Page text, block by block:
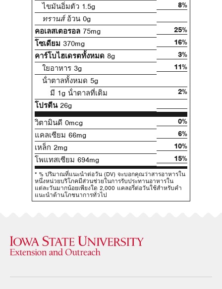
ไขมันอิ่มตัว 1.5g
8%
ทรานส์อ้วน 0g
คอเลสเตอรอล 75mg
25%
โซเดียม 370mg
16%
คาร์โบไฮเดรตทั้งหมด 8g
3%
ใยอาหาร 3g
11%
น้ําตาลทั้งหมด 5g
มี 1g น้ําตาลที่เติม
2%
โปรตีน26g
วิตามินดี 0mcg
0%
แคลเซียม 66mg
6%
เหล็ก 2mg
10%
โพแทสเซียม 694mg
15%
* % ปริมาณที่แนะนําต่อวัน (DV) จะบอกคุณว่าสารอาหารใน
หนึ่งหน่วยบริโภคมีส่วนช่วยในการรับประทานอาหารใน
แต่ละวันมากน้อยเพียงใด 2,000 แคลอรี่ต่อวันใช้สําหรับคํา
แนะนําด้านโภชนาการทั่วไป